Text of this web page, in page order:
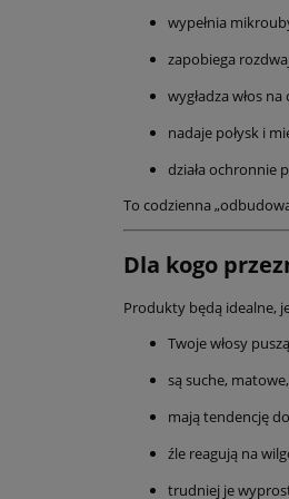
wypełnia
zapobiega
wygładza włos na
nadaje połysk i
działa ochronnie
To codzienna
Dla kogo
Produkty będą idealne,
Twoje włosy
są suche,
mają tendencję
źle reagują na
trudniej je